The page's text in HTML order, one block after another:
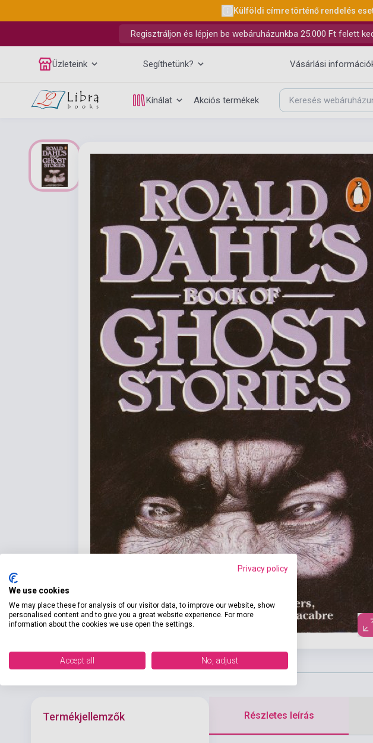
Külföldi címre történő rendelés
Regisztráljon és lépjen be webáruházunkba 25.000 Ft felett
Üzleteink Segíthetünk? Vásárlási
Kínálat Akciós termékek
Termékjellemzők Részletes leírás
Privacy policy
We use cookies
We may place these for analysis of our visitor data, to improve our website, show
personalised content and to give you a great website experience. For more
information about the cookies we use open the settings.
Accept all No, adjust